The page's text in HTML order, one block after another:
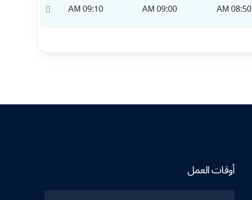
08:50 AM
09:00 AM
09:10 AM
أوقات العمل